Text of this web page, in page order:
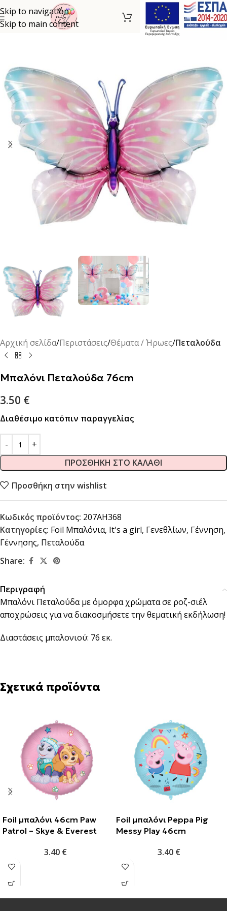
Skip to navigation
Skip to main content
Αρχική σελίδα Περιστάσεις Θέματα / Ήρωες Πεταλούδα
Μπαλόνι Πεταλούδα 76cm
3.50 €
Διαθέσιμο κατόπιν παραγγελίας
ΠΡΟΣΘΉΚΗ ΣΤΟ ΚΑΛΆΘΙ
Προσθήκη στην wishlist
Κωδικός προϊόντος: 207AH368
Κατηγορίες: Foil Μπαλόνια, It's a girl, Γενεθλίων, Γέννηση,
Γέννησης, Πεταλούδα
Share:
Περιγραφή
Μπαλόνι Πεταλούδα με όμορφα χρώματα σε ροζ-σιέλ
αποχρώσεις για να διακοσμήσετε την θεματική εκδήλωση!
Διαστάσεις μπαλονιού: 76 εκ.
Σχετικά προϊόντα
Foil μπαλόνι 46cm Paw
Patrol – Skye & Everest
3.40 €
Foil μπαλόνι Peppa Pig
Messy Play 46cm
3.40 €